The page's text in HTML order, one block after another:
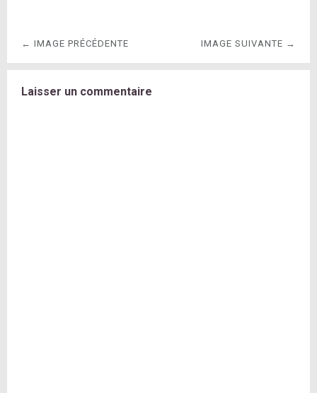
← IMAGE PRÉCÉDENTE IMAGE SUIVANTE →
Laisser un commentaire